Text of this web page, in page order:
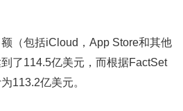
（包括iCloud，App Store和其他
了114.5亿美元，而根据FactSet
113.2亿美元。